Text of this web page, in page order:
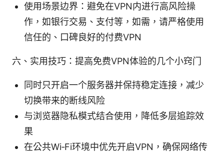
使用场景边界：避免在VPN内进行高风险操
作，如银行交易、支付等，如需，请严格使用
信任的、口碑良好的付费VPN
六、实用技巧：提高免费VPN体验的几个小窍门
同时只开启一个服务器并保持稳定连接，减少
切换带来的断线风险
与浏览器隐私模式结合使用，降低多层追踪效
果
在公共Wi‑Fi环境中优先开启VPN，确保网络传